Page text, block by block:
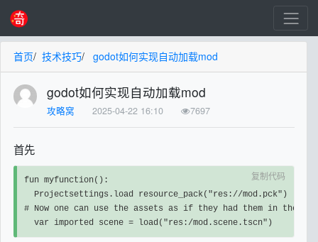
首页/ 技术技巧/ godot如何实现自动加载mod
godot如何实现自动加载mod
攻略窝 2025-04-22 16:10 7697
首先
复制代码
fun myfunction():
Projectsettings.load resource_pack("res://mod.pck")
# Now one can use the assets as if they had them in the
var imported scene = load("res:/mod.scene.tscn")